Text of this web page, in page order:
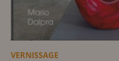
VERNISSAGE